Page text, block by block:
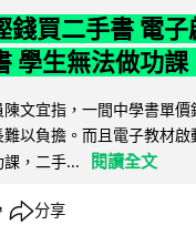
錢買二手書 電
學生無法做功課
文宜指，一間中學書單價
以負擔。而且電子教材啟
，二手...
閱讀全文
分享